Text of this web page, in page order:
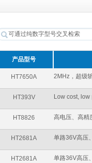
产品型号
HT7650A 2MHz，超级
HT393V Low cost,
HT8826 高电压、高精
HT2681A 单路36V高压
HT2681A 单路36V高压